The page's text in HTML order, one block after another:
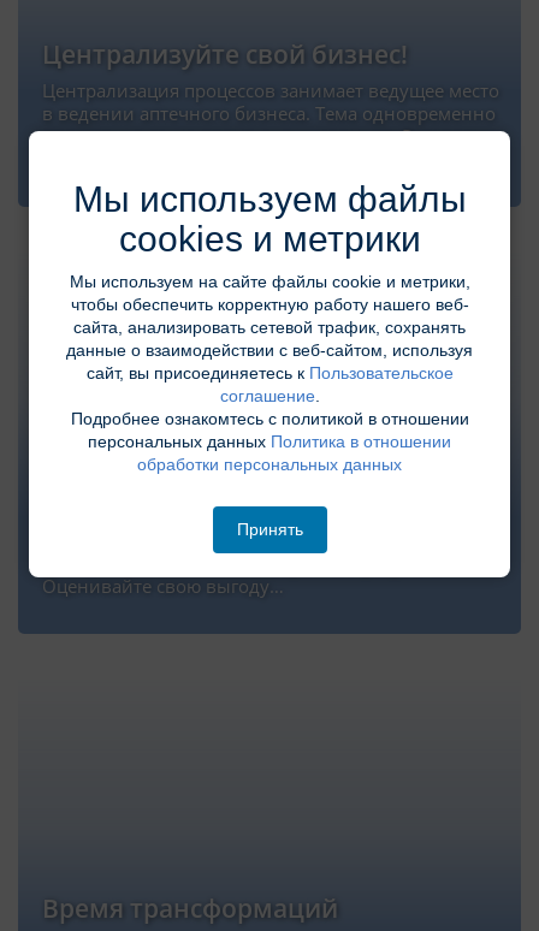
Централизуйте свой бизнес!
Централизация процессов занимает ведущее место
в ведении аптечного бизнеса. Тема одновременно
простая и в то же время очень сложная. Раскроем
Совет КатМэна
конкретной категорией. Работа с производителями
«в слепую» не ведет к увеличению вашей
Оценивайте свою выгоду…
Время трансформаций
Мы используем файлы
cookies и метрики
Мы используем на сайте файлы cookie и метрики,
чтобы обеспечить корректную работу нашего веб-
сайта, анализировать сетевой трафик, сохранять
данные о взаимодействии с веб-сайтом, используя
сайт, вы присоединяетесь к Пользовательское
соглашение.
Подробнее ознакомтесь с политикой в отношении
персональных данных Политика в отношении
обработки персональных данных
Принять